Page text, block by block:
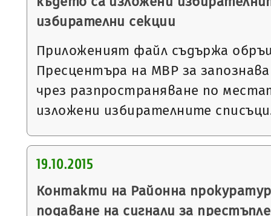
избирателни секции
Приложеният файл съдържа
Пресцентъра на МВР за
чрез разпространяване по
изложени избирателните
19.10.2015
Контакти на Районна
подаване на сигнали за